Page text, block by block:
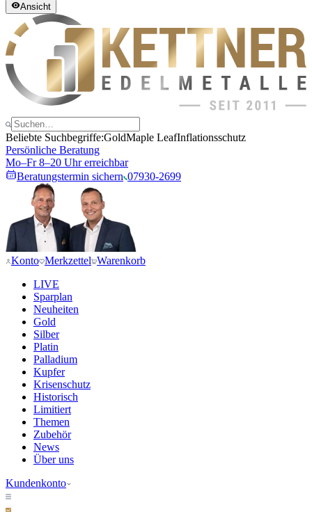
Ansicht
Beliebte Suchbegriffe:GoldMaple LeafInflationsschutz
Persönliche Beratung
Mo–Fr 8–20 Uhr erreichbar
Beratungstermin sichern 07930-2699
Konto Merkzettel Warenkorb
LIVE
Sparplan
Neuheiten
Gold
Silber
Platin
Palladium
Kupfer
Krisenschutz
Historisch
Limitiert
Themen
Zubehör
News
Über uns
Kundenkonto